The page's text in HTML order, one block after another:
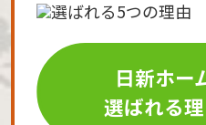
日新ホー
選ばれる